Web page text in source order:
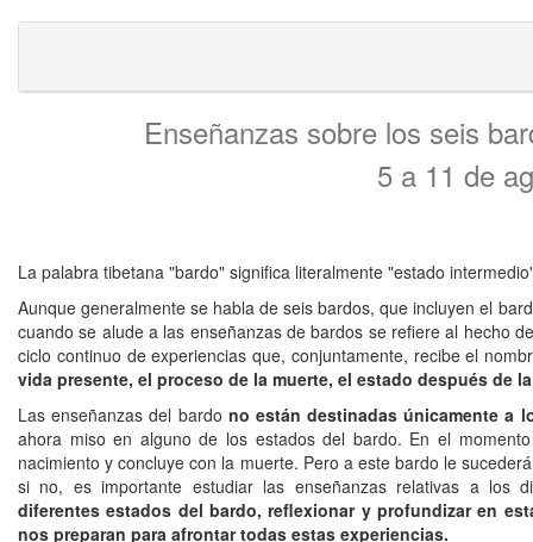
Enseñanzas sobre los seis
5 a 11 de
La palabra tibetana "bardo" significa literalmente "estado
Aunque generalmente se habla de seis bardos, que incluyen el
cuando se alude a las enseñanzas de bardos se refiere al hecho
ciclo continuo de experiencias que, conjuntamente, recibe el
vida presente, el proceso de la muerte, el estado después de
Las enseñanzas del bardo no están destinadas únicamente a
ahora miso en alguno de los estados del bardo. En el
nacimiento y concluye con la muerte. Pero a este bardo le
si no, es importante estudiar las enseñanzas relativas a los
diferentes estados del bardo, reflexionar y profundizar en
nos preparan para afrontar todas estas experiencias.